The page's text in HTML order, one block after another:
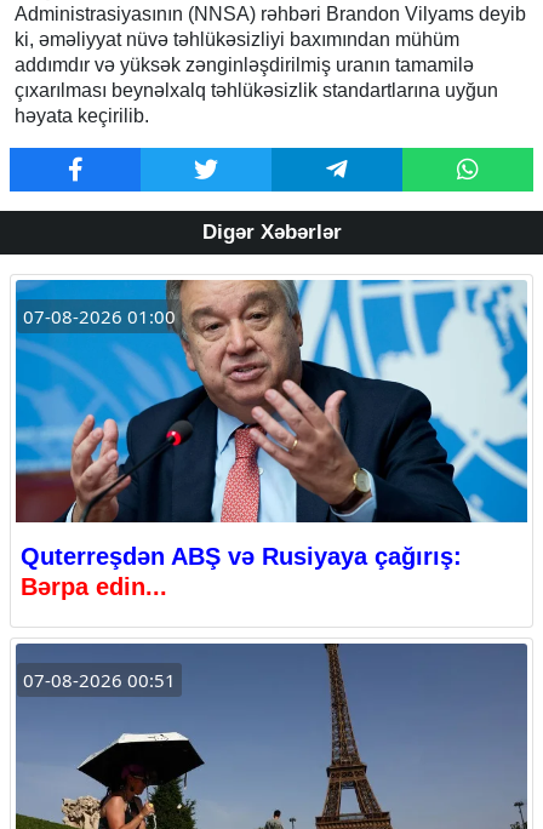
Administrasiyasının (NNSA) rəhbəri Brandon Vilyams deyib
ki, əməliyyat nüvə təhlükəsizliyi baxımından mühüm
addımdır və yüksək zənginləşdirilmiş uranın tamamilə
çıxarılması beynəlxalq təhlükəsizlik standartlarına uyğun
həyata keçirilib.
Digər Xəbərlər
07-08-2026 01:00
Quterreşdən ABŞ və Rusiyaya çağırış:
Bərpa edin...
07-08-2026 00:51